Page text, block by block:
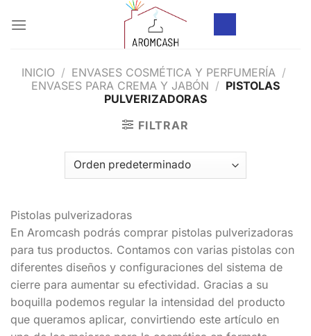
INICIO / ENVASES COSMÉTICA Y PERFUMERÍA /
ENVASES PARA CREMA Y JABÓN / PISTOLAS
PULVERIZADORAS
FILTRAR
Pistolas pulverizadoras
En Aromcash podrás comprar pistolas pulverizadoras
para tus productos. Contamos con varias pistolas con
diferentes diseños y configuraciones del sistema de
cierre para aumentar su efectividad. Gracias a su
boquilla podemos regular la intensidad del producto
que queramos aplicar, convirtiendo este artículo en